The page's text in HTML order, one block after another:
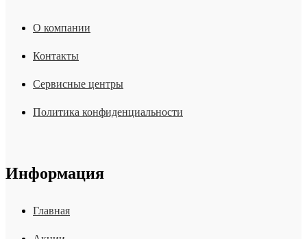
О компании
Контакты
Сервисные центры
Политика конфиденциальности
Информация
Главная